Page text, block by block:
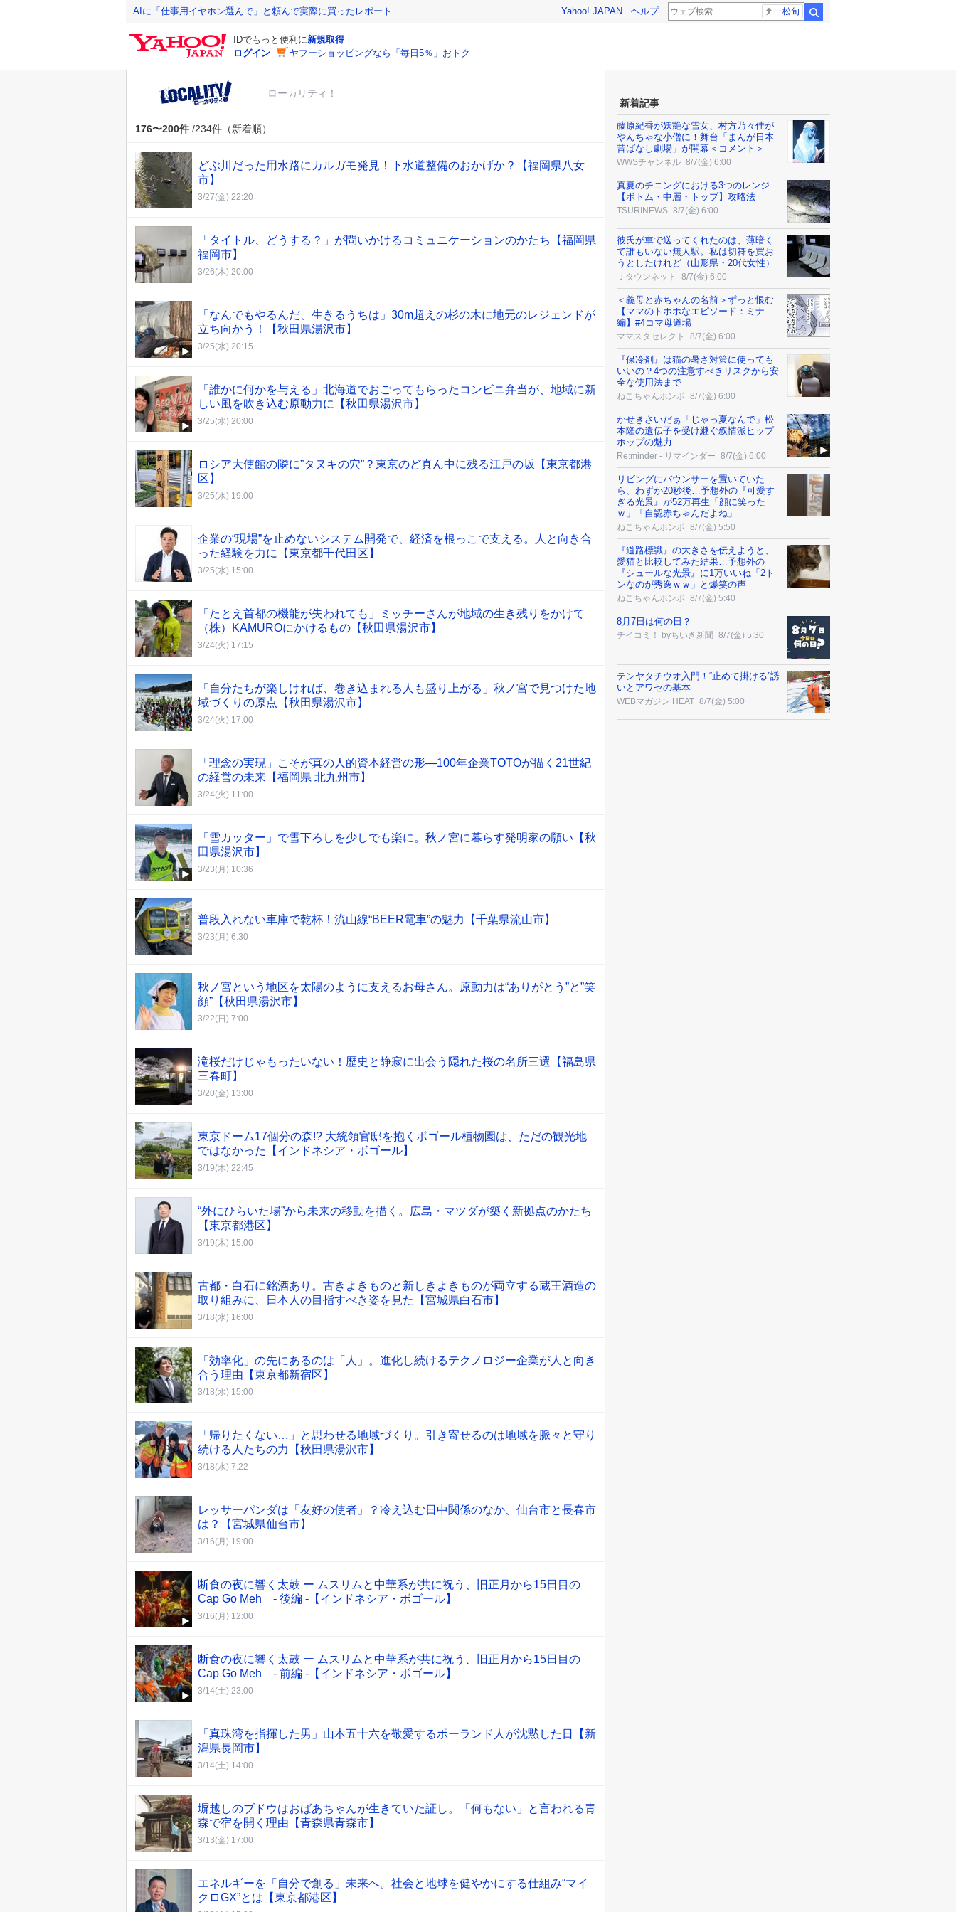
AIに「仕事用イヤホン選んで」と頼んで実際に買ったレポート Yahoo! JAPAN ヘルプ 一松旬
IDでもっと便利に新規取得
ログイン
ヤフーショッピングなら「毎日5％」おトク
ローカリティ！
176〜200件 /234件（新着順）
どぶ川だった用水路にカルガモ発見！下水道整備のおかげか？【福岡県八女
市】
3/27(金) 22:20
「タイトル、どうする？」が問いかけるコミュニケーションのかたち【福岡県
福岡市】
3/26(木) 20:00
「なんでもやるんだ、生きるうちは」30m超えの杉の木に地元のレジェンドが
立ち向かう！【秋田県湯沢市】
3/25(水) 20:15
「誰かに何かを与える」北海道でおごってもらったコンビニ弁当が、地域に新
しい風を吹き込む原動力に【秋田県湯沢市】
3/25(水) 20:00
ロシア大使館の隣に”タヌキの穴”？東京のど真ん中に残る江戸の坂【東京都港
区】
3/25(水) 19:00
企業の“現場”を止めないシステム開発で、経済を根っこで支える。人と向き合
った経験を力に【東京都千代田区】
3/25(水) 15:00
「たとえ首都の機能が失われても」ミッチーさんが地域の生き残りをかけて
（株）KAMUROにかけるもの【秋田県湯沢市】
3/24(火) 17:15
「自分たちが楽しければ、巻き込まれる人も盛り上がる」秋ノ宮で見つけた地
域づくりの原点【秋田県湯沢市】
3/24(火) 17:00
「理念の実現」こそが真の人的資本経営の形―100年企業TOTOが描く21世紀
の経営の未来【福岡県 北九州市】
3/24(火) 11:00
「雪カッター」で雪下ろしを少しでも楽に。秋ノ宮に暮らす発明家の願い【秋
田県湯沢市】
3/23(月) 10:36
普段入れない車庫で乾杯！流山線“BEER電車”の魅力【千葉県流山市】
3/23(月) 6:30
秋ノ宮という地区を太陽のように支えるお母さん。原動力は“ありがとう”と”笑
顔”【秋田県湯沢市】
3/22(日) 7:00
滝桜だけじゃもったいない！歴史と静寂に出会う隠れた桜の名所三選【福島県
三春町】
3/20(金) 13:00
東京ドーム17個分の森!? 大統領官邸を抱くボゴール植物園は、ただの観光地
ではなかった【インドネシア・ボゴール】
3/19(木) 22:45
“外にひらいた場”から未来の移動を描く。広島・マツダが築く新拠点のかたち
【東京都港区】
3/19(木) 15:00
古都・白石に銘酒あり。古きよきものと新しきよきものが両立する蔵王酒造の
取り組みに、日本人の目指すべき姿を見た【宮城県白石市】
3/18(水) 16:00
「効率化」の先にあるのは「人」。進化し続けるテクノロジー企業が人と向き
合う理由【東京都新宿区】
3/18(水) 15:00
「帰りたくない…」と思わせる地域づくり。引き寄せるのは地域を脈々と守り
続ける人たちの力【秋田県湯沢市】
3/18(水) 7:22
レッサーパンダは「友好の使者」？冷え込む日中関係のなか、仙台市と長春市
は？【宮城県仙台市】
3/16(月) 19:00
断食の夜に響く太鼓 ー ムスリムと中華系が共に祝う、旧正月から15日目の
Cap Go Meh - 後編 -【インドネシア・ボゴール】
3/16(月) 12:00
断食の夜に響く太鼓 ー ムスリムと中華系が共に祝う、旧正月から15日目の
Cap Go Meh - 前編 -【インドネシア・ボゴール】
3/14(土) 23:00
「真珠湾を指揮した男」山本五十六を敬愛するポーランド人が沈黙した日【新
潟県長岡市】
3/14(土) 14:00
塀越しのブドウはおばあちゃんが生きていた証し。「何もない」と言われる青
森で宿を開く理由【青森県青森市】
3/13(金) 17:00
エネルギーを「自分で創る」未来へ。社会と地球を健やかにする仕組み“マイ
クロGX”とは【東京都港区】
新着記事
藤原紀香が妖艶な雪女、村方乃々佳が
やんちゃな小僧に！舞台「まんが日本
昔ばなし劇場」が開幕＜コメント＞
WWSチャンネル 8/7(金) 6:00
真夏のチニングにおける3つのレンジ
【ボトム・中層・トップ】攻略法
TSURINEWS 8/7(金) 6:00
彼氏が車で送ってくれたのは、薄暗く
て誰もいない無人駅。私は切符を買お
うとしたけれど（山形県・20代女性）
Ｊタウンネット 8/7(金) 6:00
＜義母と赤ちゃんの名前＞ずっと恨む
【ママのトホホなエピソード：ミナ
編】#4コマ母道場
ママスタセレクト 8/7(金) 6:00
『保冷剤』は猫の暑さ対策に使っても
いいの？4つの注意すべきリスクから安
全な使用法まで
ねこちゃんホンポ 8/7(金) 6:00
かせきさいだぁ「じゃっ夏なんで」松
本隆の遺伝子を受け継ぐ叙情派ヒップ
ホップの魅力
Re:minder - リマインダー 8/7(金) 6:00
リビングにバウンサーを置いていた
ら、わずか20秒後…予想外の『可愛す
ぎる光景』が52万再生「顔に笑った
ｗ」「自認赤ちゃんだよね」
ねこちゃんホンポ 8/7(金) 5:50
『道路標識』の大きさを伝えようと、
愛猫と比較してみた結果…予想外の
『シュールな光景』に1万いいね「2ト
ンなのが秀逸ｗｗ」と爆笑の声
ねこちゃんホンポ 8/7(金) 5:40
8月7日は何の日？
チイコミ！ byちいき新聞 8/7(金) 5:30
テンヤタチウオ入門！“止めて掛ける”誘
いとアワセの基本
WEBマガジン HEAT 8/7(金) 5:00